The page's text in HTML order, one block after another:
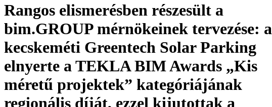
Rangos elismerésben részesült a
bim.GROUP mérnökeinek tervezése: a
kecskeméti Greentech Solar Parking
elnyerte a TEKLA BIM Awards „Kis
méretű projektek” kategóriájának
regionális díját, ezzel kijutottak a